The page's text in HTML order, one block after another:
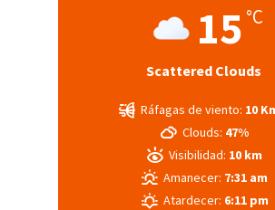
15 °C
Scattered Clouds
Ráfagas de viento: 10
Clouds: 47%
Visibilidad: 10 km
Amanecer: 7:31 am
Atardecer: 6:11 pm